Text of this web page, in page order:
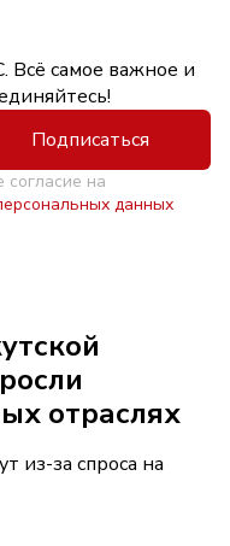
Всё самое важное и
Подписаться
согласие на
данных
отраслях
из-за спроса на